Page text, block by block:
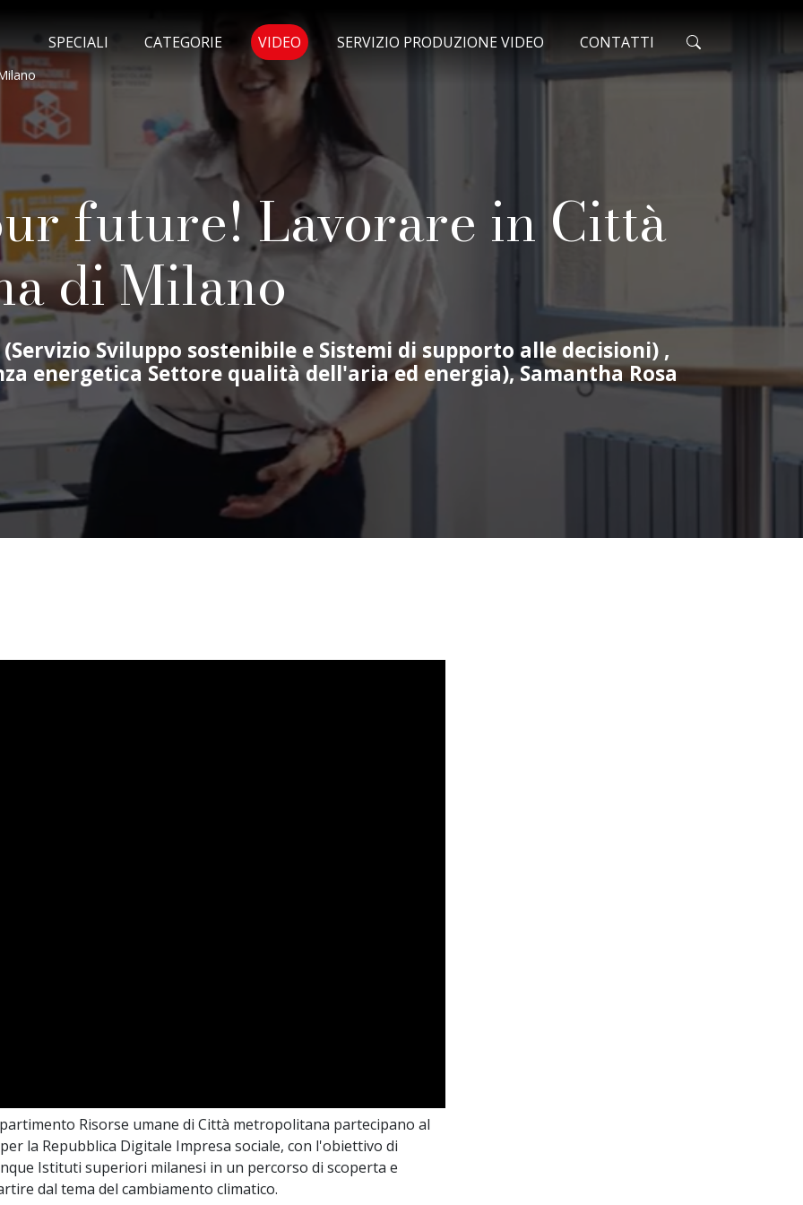
SPECIALI
CATEGORIE VIDEO MENU SELEZIONATO
SERVIZIO PRODUZIONE VIDEO CONTATTI
future! Lavorare in Città
di Milano
Sviluppo sostenibile e Sistemi di supporto alle decisioni) ,
energetica Settore qualità dell'aria ed energia), Samantha Rosa
Risorse umane di Città metropolitana partecipano al
la Repubblica Digitale Impresa sociale, con l'obiettivo di
Istituti superiori milanesi in un percorso di scoperta e
dal tema del cambiamento climatico.